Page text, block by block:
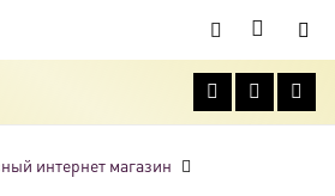
интернет магазин